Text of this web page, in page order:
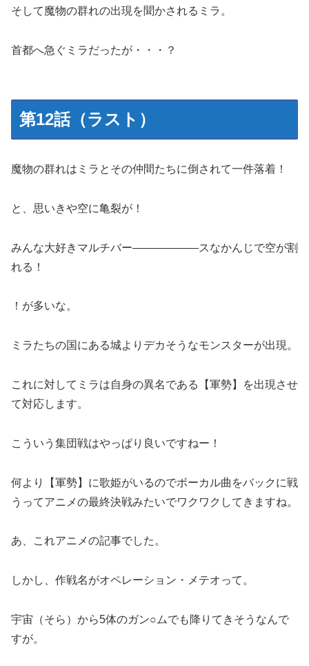
そして魔物の群れの出現を聞かされるミラ。
首都へ急ぐミラだったが・・・？
第12話（ラスト）
魔物の群れはミラとその仲間たちに倒されて一件落着！
と、思いきや空に亀裂が！
みんな大好きマルチバー――――――スなかんじで空が割
れる！
！が多いな。
ミラたちの国にある城よりデカそうなモンスターが出現。
これに対してミラは自身の異名である【軍勢】を出現させ
て対応します。
こういう集団戦はやっぱり良いですねー！
何より【軍勢】に歌姫がいるのでボーカル曲をバックに戦
うってアニメの最終決戦みたいでワクワクしてきますね。
あ、これアニメの記事でした。
しかし、作戦名がオペレーション・メテオって。
宇宙（そら）から5体のガン○ムでも降りてきそうなんで
すが。